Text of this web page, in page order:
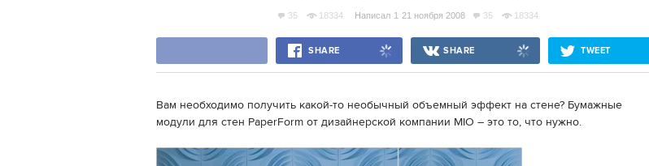
35 18334 Написал 1 21 ноября 2008 35 18334
SHARE SHARE TWEET
Вам необходимо получить какой-то необычный объемный эффект на стене? Бумажные
модули для стен PaperForm от дизайнерской компании MIO – это то, что нужно.